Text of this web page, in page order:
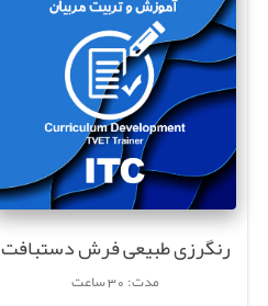
رنگرزی طبیعی فرش دستبافت
مدت: 30 ساعت